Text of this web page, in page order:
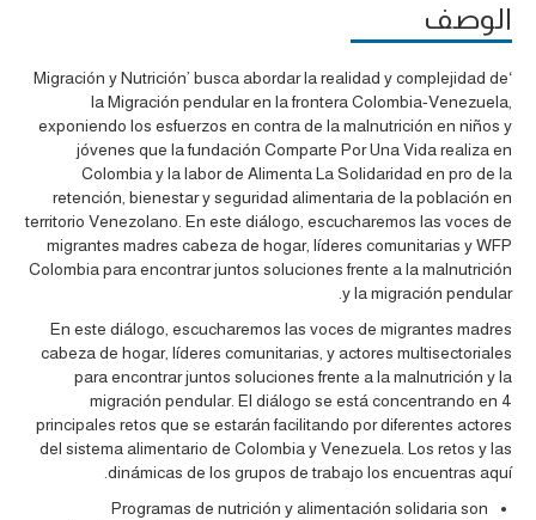
الوصف
‘Migración y Nutrición’ busca abordar la realidad y complejidad de
la Migración pendular en la frontera Colombia-Venezuela,
exponiendo los esfuerzos en contra de la malnutrición en niños y
jóvenes que la fundación Comparte Por Una Vida realiza en
Colombia y la labor de Alimenta La Solidaridad en pro de la
retención, bienestar y seguridad alimentaria de la población en
territorio Venezolano. En este diálogo, escucharemos las voces de
migrantes madres cabeza de hogar, líderes comunitarias y WFP
Colombia para encontrar juntos soluciones frente a la malnutrición
y la migración pendular.
En este diálogo, escucharemos las voces de migrantes madres
cabeza de hogar, líderes comunitarias, y actores multisectoriales
para encontrar juntos soluciones frente a la malnutrición y la
migración pendular. El diálogo se está concentrando en 4
principales retos que se estarán facilitando por diferentes actores
del sistema alimentario de Colombia y Venezuela. Los retos y las
dinámicas de los grupos de trabajo los encuentras aquí.
Programas de nutrición y alimentación solidaria son